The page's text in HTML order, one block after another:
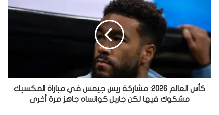
كأس العالم 2026: مشاركة ريس جيمس في مباراة المكسيك
مشكوك فيها لكن جاريل كوانساه جاهز مرة أخرى